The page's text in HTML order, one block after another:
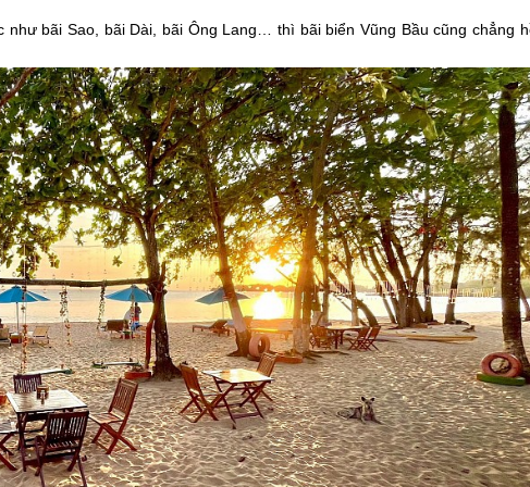
như bãi Sao, bãi Dài, bãi Ông Lang… thì bãi biển Vũng Bầu cũng chẳng